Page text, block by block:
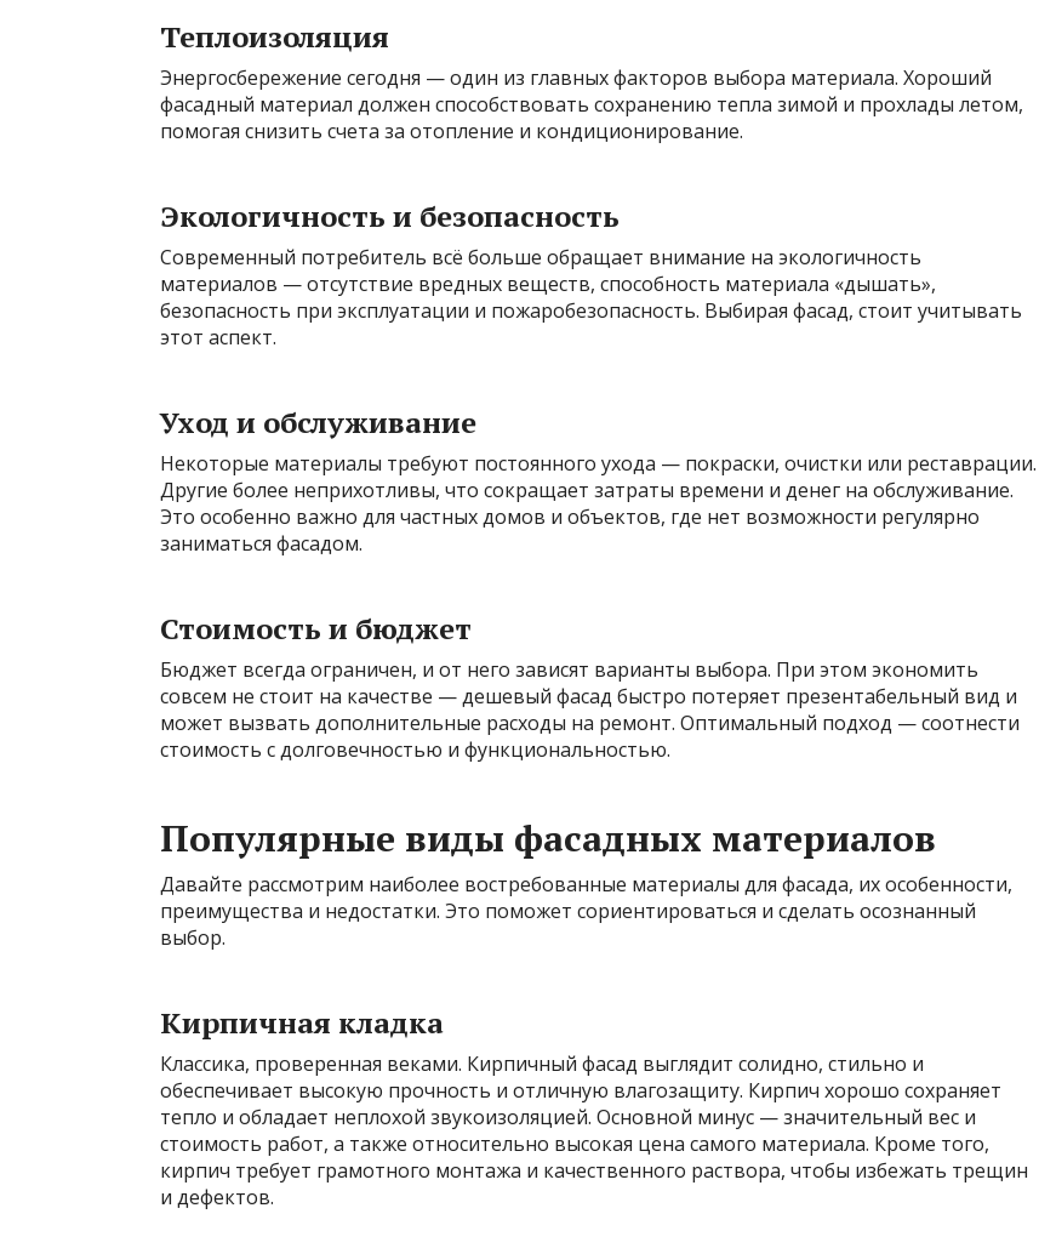
Теплоизоляция
Энергосбережение сегодня — один из главных факторов выбора материала. Хороший
фасадный материал должен способствовать сохранению тепла зимой и прохлады летом,
помогая снизить счета за отопление и кондиционирование.
Экологичность и безопасность
Современный потребитель всё больше обращает внимание на экологичность
материалов — отсутствие вредных веществ, способность материала «дышать»,
безопасность при эксплуатации и пожаробезопасность. Выбирая фасад, стоит учитывать
этот аспект.
Уход и обслуживание
Некоторые материалы требуют постоянного ухода — покраски, очистки или реставрации.
Другие более неприхотливы, что сокращает затраты времени и денег на обслуживание.
Это особенно важно для частных домов и объектов, где нет возможности регулярно
заниматься фасадом.
Стоимость и бюджет
Бюджет всегда ограничен, и от него зависят варианты выбора. При этом экономить
совсем не стоит на качестве — дешевый фасад быстро потеряет презентабельный вид и
может вызвать дополнительные расходы на ремонт. Оптимальный подход — соотнести
стоимость с долговечностью и функциональностью.
Популярные виды фасадных материалов
Давайте рассмотрим наиболее востребованные материалы для фасада, их особенности,
преимущества и недостатки. Это поможет сориентироваться и сделать осознанный
выбор.
Кирпичная кладка
Классика, проверенная веками. Кирпичный фасад выглядит солидно, стильно и
обеспечивает высокую прочность и отличную влагозащиту. Кирпич хорошо сохраняет
тепло и обладает неплохой звукоизоляцией. Основной минус — значительный вес и
стоимость работ, а также относительно высокая цена самого материала. Кроме того,
кирпич требует грамотного монтажа и качественного раствора, чтобы избежать трещин
и дефектов.